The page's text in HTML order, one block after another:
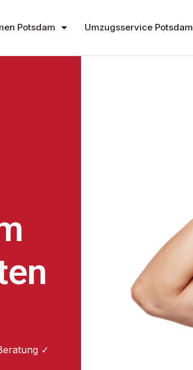
Potsdam Umzugsservice Potsdam
✓